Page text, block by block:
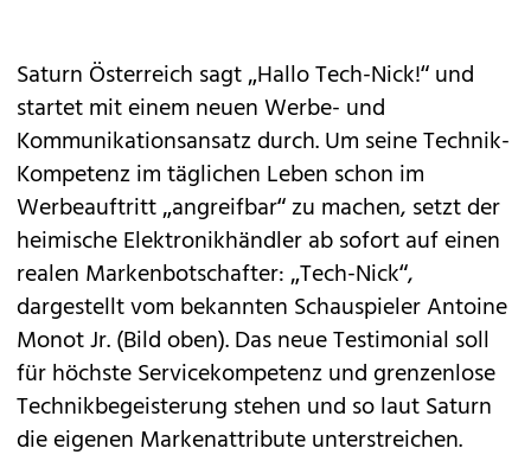
Saturn Österreich sagt „Hallo Tech-Nick!“ und
startet mit einem neuen Werbe- und
Kommunikationsansatz durch. Um seine Technik-
Kompetenz im täglichen Leben schon im
Werbeauftritt „angreifbar“ zu machen, setzt der
heimische Elektronikhändler ab sofort auf einen
realen Markenbotschafter: „Tech-Nick“,
dargestellt vom bekannten Schauspieler Antoine
Monot Jr. (Bild oben). Das neue Testimonial soll
für höchste Servicekompetenz und grenzenlose
Technikbegeisterung stehen und so laut Saturn
die eigenen Markenattribute unterstreichen.